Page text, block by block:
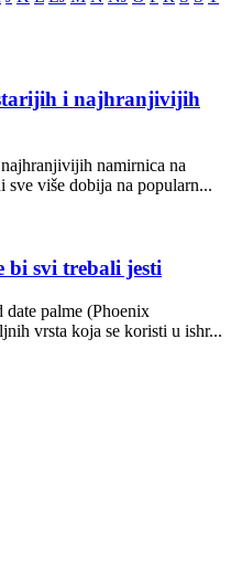
i najhranjivijih
namirnica na
sve više dobija na popularn...
bi svi trebali jesti
palme (Phoenix
vrsta koja se koristi u ishr...